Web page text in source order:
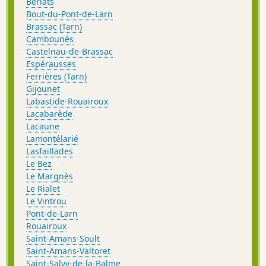
Bout-du-Pont-de-Larn
Brassac (Tarn)
Cambounès
Castelnau-de-Brassac
Espérausses
Ferrières (Tarn)
Gijounet
Labastide-Rouairoux
Lacabarède
Lacaune
Lamontélarié
Lasfaillades
Le Bez
Le Margnès
Le Rialet
Le Vintrou
Pont-de-Larn
Rouairoux
Saint-Amans-Soult
Saint-Amans-Valtoret
Saint-Salvy-de-la-Balme